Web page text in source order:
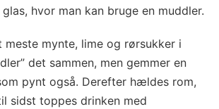
hvor man kan bruge en muddler.
meste mynte, lime og rørsukker i
det sammen, men gemmer en
pynt også. Derefter hældes rom,
sidst toppes drinken med